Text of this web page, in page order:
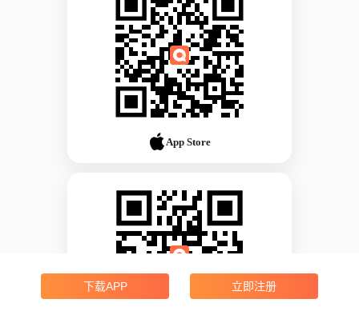
App Store
下载APP 立即注册